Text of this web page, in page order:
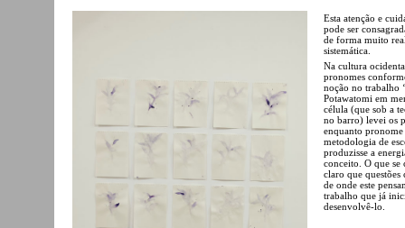
Esta atenção e
pode ser
de forma muito
sistemática.
Na cultura
pronomes
noção no trabalho
Potawatomi em
célula (que sob a
no barro) levei os
enquanto
metodologia de
produzisse a
conceito. O que se
claro que questões
de onde este
trabalho que já
desenvolvê-lo.